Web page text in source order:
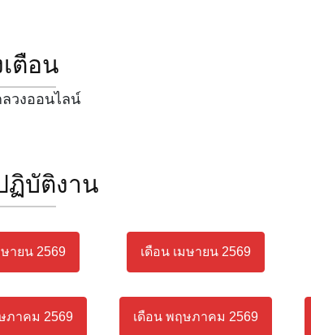
ตือน
วงออนไลน์
ฏิบัติงาน
ษายน 2569
ภาคม 2569
เดือน เมษายน 2569
เดือน พฤษภาคม 2569